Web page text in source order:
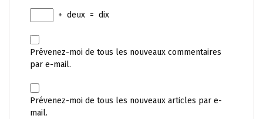
+ deux = dix
Prévenez-moi de tous les nouveaux commentaires
par e-mail.
Prévenez-moi de tous les nouveaux articles par e-
mail.